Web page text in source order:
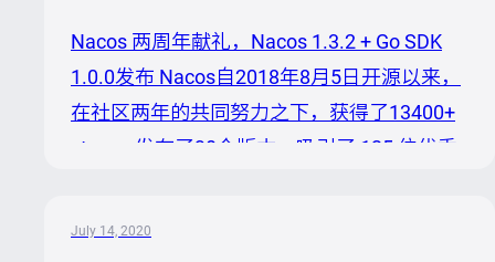
修复不能刷新accesstoken 5. 支持Yaml和Ini
的配置解析器 6. 支持Naming的订阅和取消订
阅 ...
Nacos 两周年献礼，Nacos 1.3.2 + Go SDK
1.0.0发布 Nacos自2018年8月5日开源以来，
在社区两年的共同努力之下，获得了13400+
stars，发布了30个版本，吸引了 125 位优秀
July 14, 2020